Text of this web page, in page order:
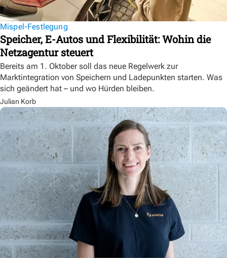
Mispel-Festlegung
Speicher, E-Autos und Flexibilität: Wohin die
Netzagentur steuert
Bereits am 1. Oktober soll das neue Regelwerk zur
Marktintegration von Speichern und Ladepunkten starten. Was
sich geändert hat – und wo Hürden bleiben.
Julian Korb